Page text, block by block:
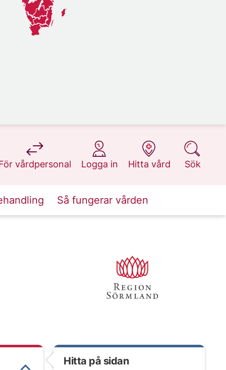
vårdpersonal
på 1177.se
Logga in
på 1177.se
Hitta vård
på 1177.se
Sök
på 1177.se
Så fungerar vården
Hitta på sidan